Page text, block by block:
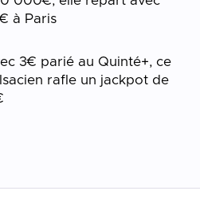
à Paris
3€ parié au Quinté+, ce
rafle un jackpot de